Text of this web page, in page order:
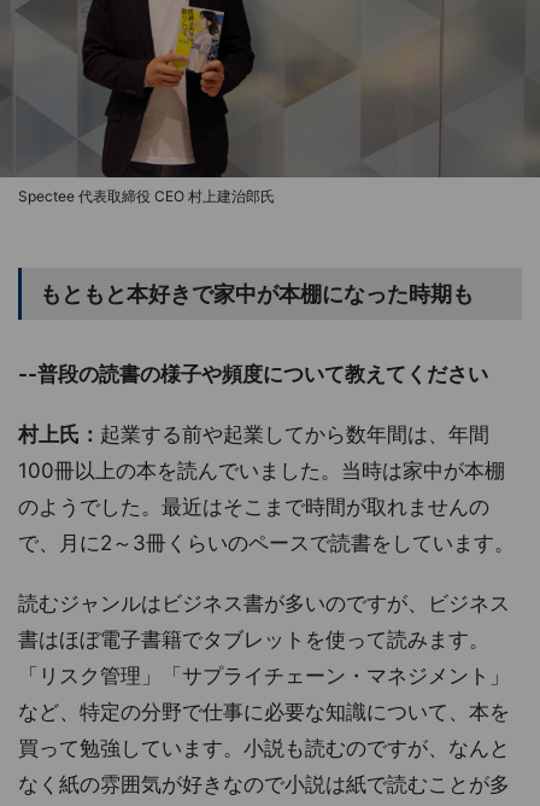
Spectee 代表取締役 CEO 村上建治郎氏
もともと本好きで家中が本棚になった時期も
--普段の読書の様子や頻度について教えてください
村上氏： 起業する前や起業してから数年間は、年間
100冊以上の本を読んでいました。当時は家中が本棚
のようでした。最近はそこまで時間が取れませんの
で、月に2～3冊くらいのペースで読書をしています。
読むジャンルはビジネス書が多いのですが、ビジネス
書はほぼ電子書籍でタブレットを使って読みます。
「リスク管理」「サプライチェーン・マネジメント」
など、特定の分野で仕事に必要な知識について、本を
買って勉強しています。小説も読むのですが、なんと
なく紙の雰囲気が好きなので小説は紙で読むことが多